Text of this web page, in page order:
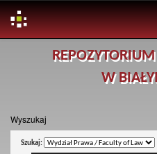
W
Wyszukaj
Szukaj: